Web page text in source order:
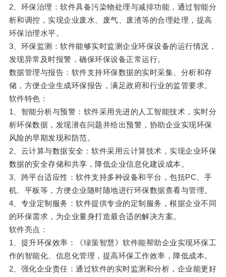
2、环保治理：软件具备污染物处理与减排功能，通过智能分
析和调控，实现企业废水、废气、废渣等的合理处理，提高
环保治理水平。
3、环保监测：软件能够实时监测企业环保设备的运行情况，
发现异常及时报警，确保环保设备正常运行。
数据管理与报告：软件支持环保数据的实时采集、分析和存
储，方便企业生成环保报告，满足政府和行业的监管要求。
软件特色：
1、智能分析与预警：软件采用先进的人工智能技术，实时分
析环保数据，发现潜在问题并给出预警，协助企业实现环保
风险的早期发现和防范。
2、云计算与数据安全：软件采用云计算技术，实现企业环保
数据的安全存储和共享，降低企业信息化建设成本。
3、跨平台适应性：软件支持多种设备和平台，包括PC、手
机、平板等，方便企业随时随地进行环保数据查看与管理。
4、专业定制服务：软件提供专业的定制服务，根据企业不同
的环保需求，为企业量身打造最合适的解决方案。
软件亮点：
1、提升环保效率：《绿策智慧》软件能帮助企业实现环保工
作的智能化、信息化管理，提高环保工作效率，降低成本。
2、强化企业责任：通过软件的实时监测和分析，企业能更好